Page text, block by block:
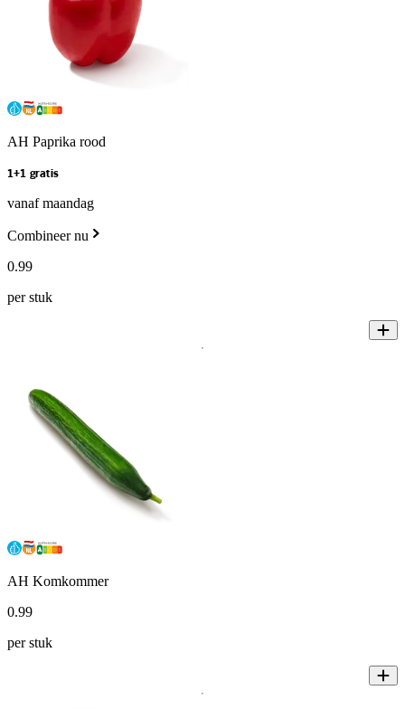
AH Paprika rood
1+1 gratis
vanaf maandag
Combineer nu
0.99
per stuk
AH Komkommer
0.99
per stuk